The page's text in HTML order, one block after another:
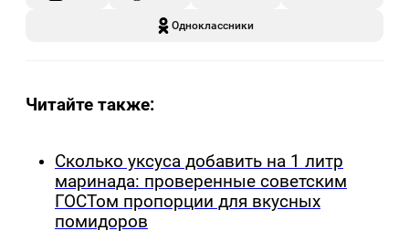
Одноклассники
Читайте также:
Сколько уксуса добавить на 1 литр
маринада: проверенные советским
ГОСТом пропорции для вкусных
помидоров